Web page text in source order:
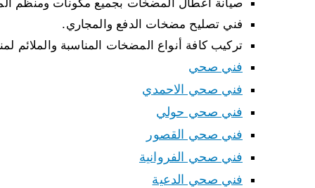
صيانة أعطال المضخات بجميع مكونات ومنظم
فني تصليح مضخات الدفع والمجاري.
تركيب كافة أنواع المضخات المناسبة والملائم
فني صحي
فني صحي الاحمدي
فني صحي حولي
فني صحي القصور
فني صحي الفروانية
فني صحي الدعية